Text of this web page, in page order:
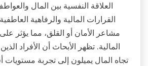
العلاقة النفسية بين المال
القرارات المالية والرفاهية
مشاعر الأمان أو القلق، مما يؤثر
المالية. تظهر الأبحاث أن الأفراد
تجاه المال يميلون إلى تجربة مستويات